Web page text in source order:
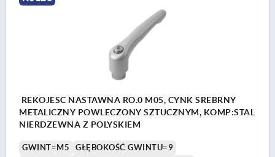
REKOJESC NASTAWNA RO.0 M05, CYNK SREBRNY
METALICZNY POWLECZONY SZTUCZNYM, KOMP:STAL
NIERDZEWNA Z POLYSKIEM
GWINT=M5
GŁĘBOKOŚĆ GWINTU=9